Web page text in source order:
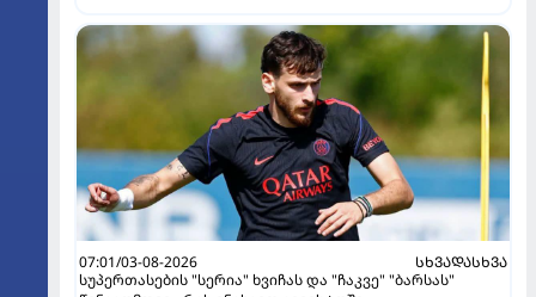
07:01/03-08-2026
ᲡᲮᲕᲐᲓᲐᲡᲮᲕᲐ
სუპერთასების "სერია" ხვიჩას და "ჩაკვე" "ბარსას"